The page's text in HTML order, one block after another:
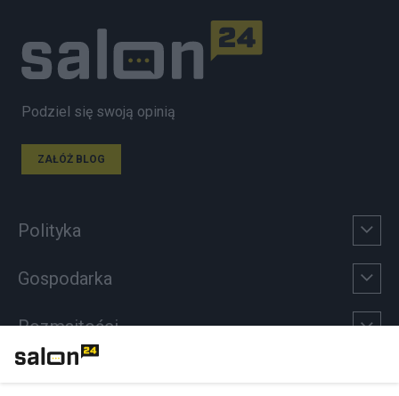
Podziel się swoją opinią
ZAŁÓŻ BLOG
Polityka
Gospodarka
Rozmaitości